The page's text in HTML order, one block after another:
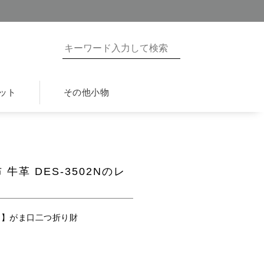
ト その他小物
牛革 DES-3502Nのレ
がま口二つ折り財